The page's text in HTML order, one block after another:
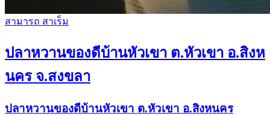
สามารถ สาเร็ม
ปลาหวานของดีบ้านหัวเขา ต.หัวเขา อ.สิงห
นคร จ.สงขลา
ปลาหวานของดีบ้านหัวเขา ต.หัวเขา อ.สิงหนคร